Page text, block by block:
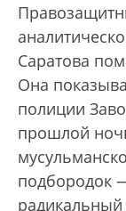
Саратова
Она
полиции
прошлой
подбородок